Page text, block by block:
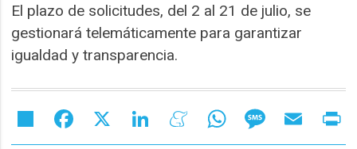
El plazo de solicitudes, del 2 al 21 de julio, se
gestionará telemáticamente para garantizar
igualdad y transparencia.
Share Facebook LinkedIn MeneameWhatsAppMessageEmail